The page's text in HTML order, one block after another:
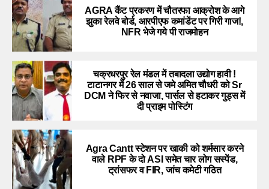
AGRA कैंट प्रकरण में चौतरफा आक्रोश के आगे
झुका रेलवे बोर्ड, आरपीएफ कमांडेंट पर गिरी गाज!,
NFR भेजे गये पी राजमोहन
चक्रधरपुर रेल मंडल में तबादला उद्योग हावी !
टाटानगर में 26 साल से जमे अमित चौधरी को Sr
DCM ने फिर से नवाजा, पार्सल से हटाकर गुड्स में
दी प्राइम पोस्टिंग
Agra Cantt स्टेशन पर खाकी को शर्मसार करने
वाले RPF के दो ASI समेत चार लोग सस्पेंड,
ट्रांसफर व FIR, जांच कमेटी गठित